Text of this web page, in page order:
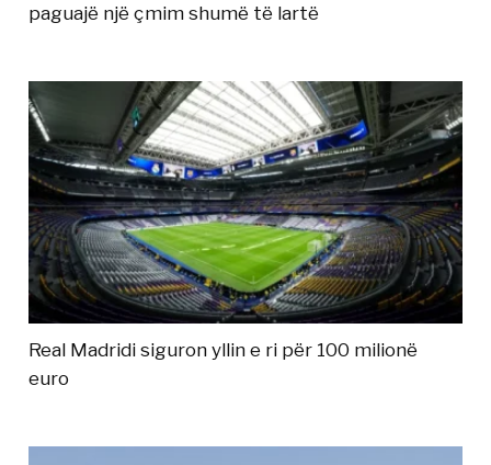
paguajë një çmim shumë të lartë
Real Madridi siguron yllin e ri për 100 milionë
euro